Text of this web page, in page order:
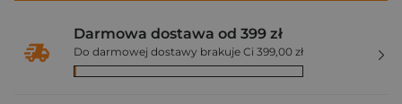
Darmowa dostawa od 399 zł
Do darmowej dostawy brakuje Ci 399,00 zł